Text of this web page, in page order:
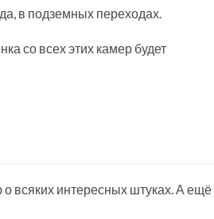
в подземных переходах.
со всех этих камер будет
всяких интересных штуках. А ещё